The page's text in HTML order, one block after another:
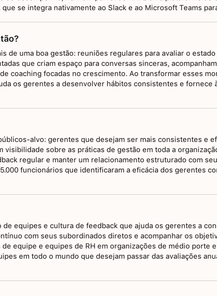
se integra nativamente ao Slack e ao Microsoft Teams
de uma boa gestão: reuniões regulares para avaliar o
que criam espaço para conversas sinceras,
coaching focadas no crescimento. Ao transformar esses
os gerentes a desenvolver hábitos consistentes e fornece
alvo: gerentes que desejam ser mais consistentes e
visibilidade sobre as práticas de gestão em toda a
regular e manter um relacionamento estruturado com
funcionários que identificaram a eficácia dos gerentes
de equipes e cultura de feedback que ajuda os gerentes a
com seus subordinados diretos e acompanhar os
equipe e equipes de RH em organizações de médio porte
em todo o mundo que desejam passar das avaliações